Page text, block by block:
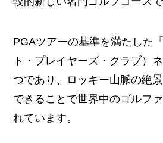
PGAツアーの基準を満たした
ト・プレイヤーズ・クラブ）
つであり、ロッキー山脈の絶
できることで世界中のゴルフ
れています。